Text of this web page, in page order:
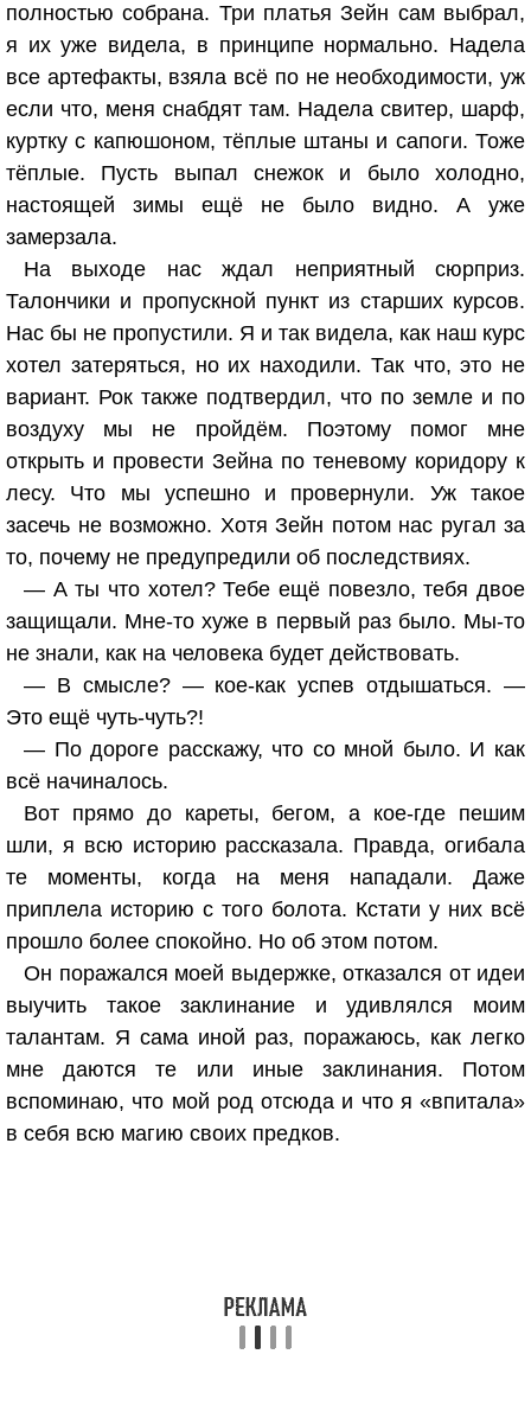
полностью собрана. Три платья Зейн сам выбрал,
я их уже видела, в принципе нормально. Надела
все артефакты, взяла всё по не необходимости, уж
если что, меня снабдят там. Надела свитер, шарф,
куртку с капюшоном, тёплые штаны и сапоги. Тоже
тёплые. Пусть выпал снежок и было холодно,
настоящей зимы ещё не было видно. А уже
замерзала.
На выходе нас ждал неприятный сюрприз.
Талончики и пропускной пункт из старших курсов.
Нас бы не пропустили. Я и так видела, как наш курс
хотел затеряться, но их находили. Так что, это не
вариант. Рок также подтвердил, что по земле и по
воздуху мы не пройдём. Поэтому помог мне
открыть и провести Зейна по теневому коридору к
лесу. Что мы успешно и провернули. Уж такое
засечь не возможно. Хотя Зейн потом нас ругал за
то, почему не предупредили об последствиях.
— А ты что хотел? Тебе ещё повезло, тебя двое
защищали. Мне-то хуже в первый раз было. Мы-то
не знали, как на человека будет действовать.
— В смысле? — кое-как успев отдышаться. —
Это ещё чуть-чуть?!
— По дороге расскажу, что со мной было. И как
всё начиналось.
Вот прямо до кареты, бегом, а кое-где пешим
шли, я всю историю рассказала. Правда, огибала
те моменты, когда на меня нападали. Даже
приплела историю с того болота. Кстати у них всё
прошло более спокойно. Но об этом потом.
Он поражался моей выдержке, отказался от идеи
выучить такое заклинание и удивлялся моим
талантам. Я сама иной раз, поражаюсь, как легко
мне даются те или иные заклинания. Потом
вспоминаю, что мой род отсюда и что я «впитала»
в себя всю магию своих предков.